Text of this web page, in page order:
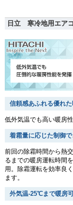
日立 寒冷地用エア
信頼感あふれる優れ
低外気温でも高い暖房
着霜量に応じた制御
前回の除霜時間から熱
るまでの暖房運転時間
用。除霜運転を効率良
ます。
外気温-25℃まで暖房